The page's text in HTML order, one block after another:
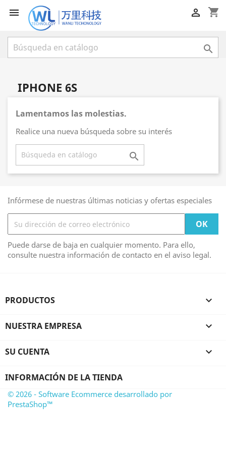
 shopping_cart


IPHONE 6S
Lamentamos las molestias.
Realice una nueva búsqueda sobre su interés

Infórmese de nuestras últimas noticias y ofertas especiales
Puede darse de baja en cualquier momento. Para ello,
consulte nuestra información de contacto en el aviso legal.
PRODUCTOS 
NUESTRA EMPRESA 
SU CUENTA 
INFORMACIÓN DE LA TIENDA
© 2026 - Software Ecommerce desarrollado por
PrestaShop™